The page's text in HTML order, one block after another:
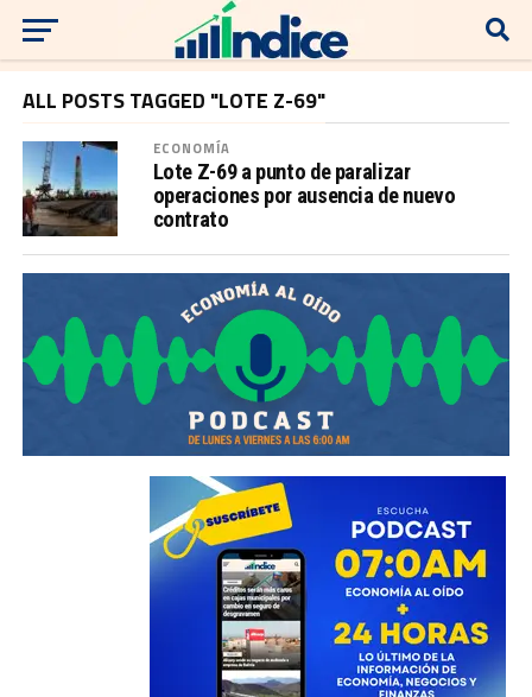
ALL POSTS TAGGED "LOTE Z-69"
ECONOMÍA
Lote Z-69 a punto de paralizar
operaciones por ausencia de nuevo
contrato